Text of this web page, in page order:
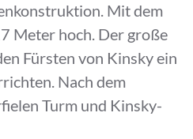
Mit dem
Meter hoch. Der große
Fürsten von Kinsky ein
Nach dem
Turm und Kinsky-